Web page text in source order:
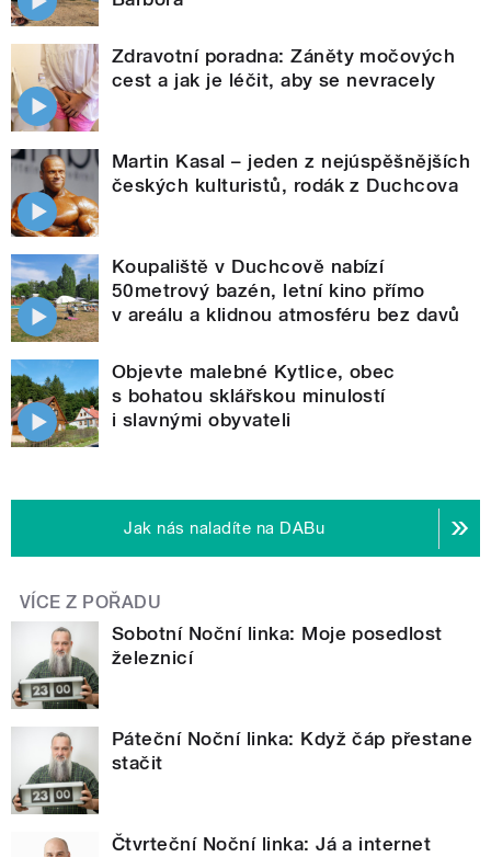
Zdravotní poradna: Záněty močových
cest a jak je léčit, aby se nevracely
Martin Kasal – jeden z nejúspěšnějších
českých kulturistů, rodák z Duchcova
Koupaliště v Duchcově nabízí
50metrový bazén, letní kino přímo
v areálu a klidnou atmosféru bez davů
Objevte malebné Kytlice, obec
s bohatou sklářskou minulostí
i slavnými obyvateli
Jak nás naladíte na DABu
VÍCE Z POŘADU
Sobotní Noční linka: Moje posedlost
železnicí
Páteční Noční linka: Když čáp přestane
stačit
Čtvrteční Noční linka: Já a internet